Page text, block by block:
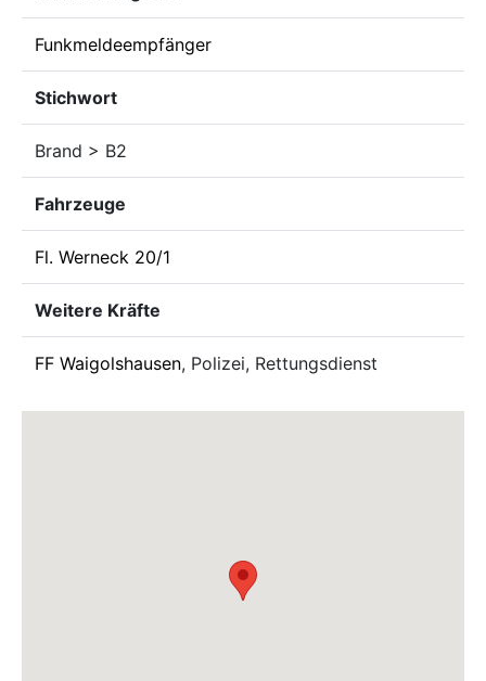
Funkmeldeempfänger
Stichwort
Brand > B2
Fahrzeuge
Fl. Werneck 20/1
Weitere Kräfte
FF Waigolshausen, Polizei, Rettungsdienst